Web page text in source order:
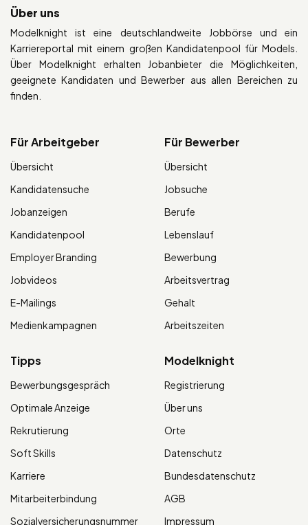
Über uns
Modelknight ist eine deutschlandweite Jobbörse und ein
Karriereportal mit einem großen Kandidatenpool für Models.
Über Modelknight erhalten Jobanbieter die Möglichkeiten,
geeignete Kandidaten und Bewerber aus allen Bereichen zu
finden.
Für Arbeitgeber
Übersicht
Kandidatensuche
Jobanzeigen
Kandidatenpool
Employer Branding
Jobvideos
E-Mailings
Medienkampagnen
Für Bewerber
Übersicht
Jobsuche
Berufe
Lebenslauf
Bewerbung
Arbeitsvertrag
Gehalt
Arbeitszeiten
Tipps
Bewerbungsgespräch
Optimale Anzeige
Rekrutierung
Soft Skills
Karriere
Mitarbeiterbindung
Sozialversicherungsnummer
Modelknight
Registrierung
Über uns
Orte
Datenschutz
Bundesdatenschutz
AGB
Impressum